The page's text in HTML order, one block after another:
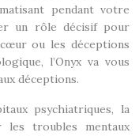
pendant votre
un rôle décisif pour
ou les déceptions
l’Onyx va vous
déceptions.
psychiatriques, la
troubles mentaux